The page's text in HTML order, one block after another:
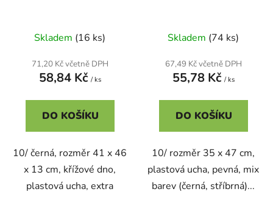
Skladem (16 ks)
71,20 Kč včetně DPH
58,84 Kč / ks
DO KOŠÍKU
10/ černá, rozměr 41 x 46
x 13 cm, křížové dno,
plastová ucha, extra
hodnocení
produktu
je
z
Skladem (74 ks)
67,49 Kč včetně DPH
55,78 Kč / ks
DO KOŠÍKU
10/ rozměr 35 x 47 cm,
plastová ucha, pevná, mix
barev (černá, stříbrná)...